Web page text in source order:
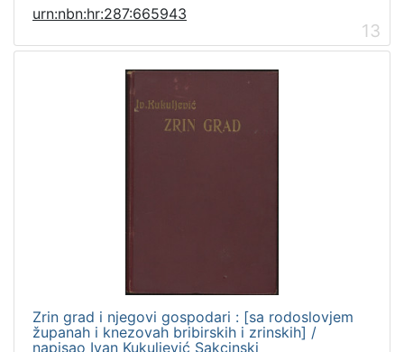
urn:nbn:hr:287:665943
13
Zrin grad i njegovi gospodari : [sa rodoslovjem
županah i knezovah bribirskih i zrinskih] /
napisao Ivan Kukuljević Sakcinski